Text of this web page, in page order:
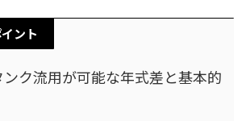
ント
ンク流用が可能な年式差と基本的